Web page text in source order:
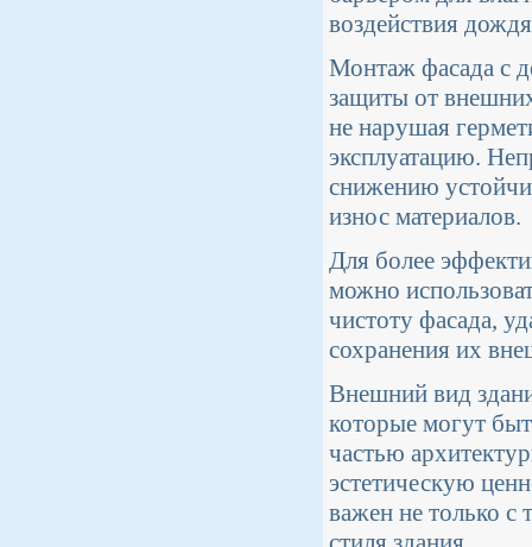
воздействия
Монтаж фасада с
защиты от
не нарушая
эксплуатацию.
снижению
износ материалов.
Для более
можно
чистоту фасада,
сохранения их
Внешний вид
которые могут
частью
эстетическую
важен не только с